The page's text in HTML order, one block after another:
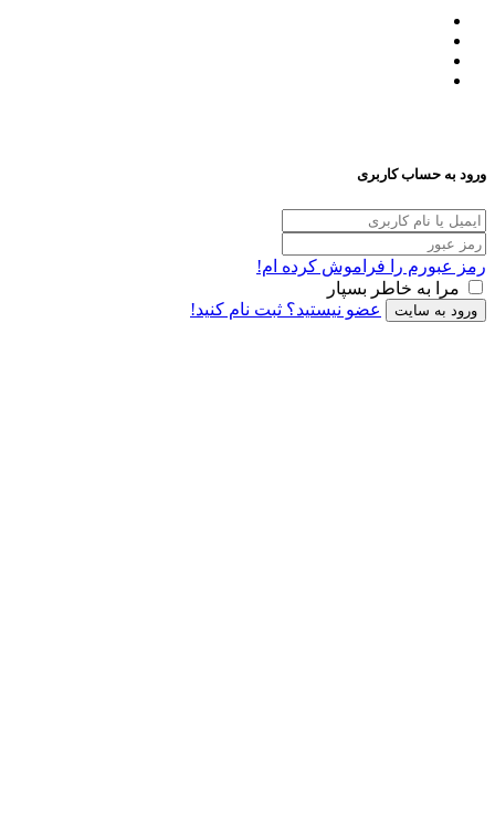
کاربری
را فراموش کرده ام!
خاطر بسپار
عضو نیستید؟ ثبت نام کنید!